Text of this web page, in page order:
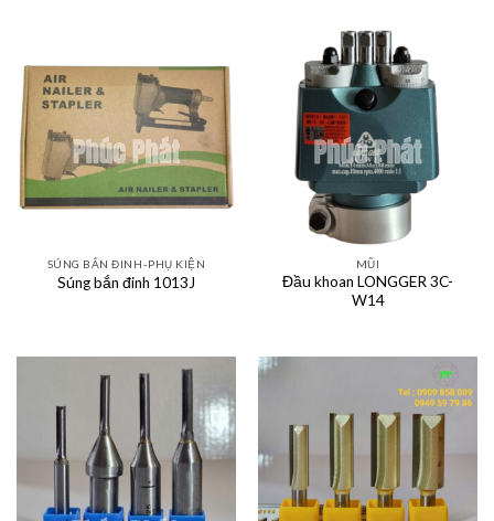
SÚNG BẮN ĐINH-PHỤ KIỆN
Súng bắn đinh 1013J
MŨI
Đầu khoan LONGGER 3C-
W14